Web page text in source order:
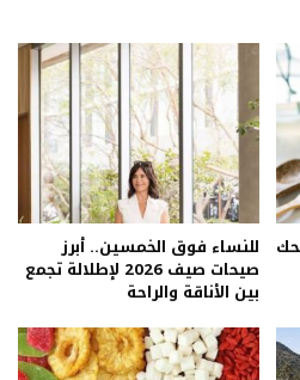
للنساء فوق الخمسين.. أبرز
صيحات صيف 2026 لإطلالة تجمع
بين الأناقة والراحة